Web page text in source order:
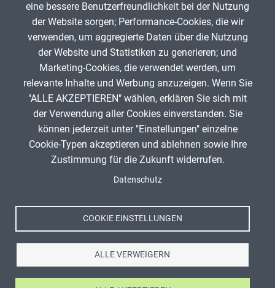
App melden
ANZEIGE
Spenden
Impressum
eine bessere Benutzerfreundlichkeit bei der Nutzung
der Website sorgen; Performance-Cookies, die wir
verwenden, um aggregierte Daten über die Nutzung
der Website und Statistiken zu generieren; und
Marketing-Cookies, die verwendet werden, um
relevante Inhalte und Werbung anzuzeigen. Wenn Sie
"ALLE AKZEPTIEREN" wählen, erklären Sie sich mit
der Verwendung aller Cookies einverstanden. Sie
können jederzeit unter "Einstellungen" einzelne
Cookie-Typen akzeptieren und ablehnen sowie Ihre
Zustimmung für die Zukunft widerrufen.
Datenschutz
COOKIE EINSTELLUNGEN
ALLE VERWEIGERN